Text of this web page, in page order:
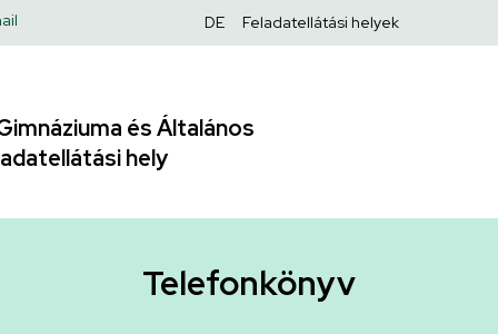
Felső
DE Feladatellátási helyek
és Általános
hely
Telefonkönyv